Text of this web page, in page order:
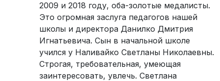
2009 и 2018 году, оба-золотые медалисты.
Это огромная заслуга педагогов нашей
школы и директора Данилко Дмитрия
Игнатьевича. Сын в начальной школе
учился у Наливайко Светланы Николаевны.
Строгая, требовательная, умеющая
заинтересовать, увлечь. Светлана